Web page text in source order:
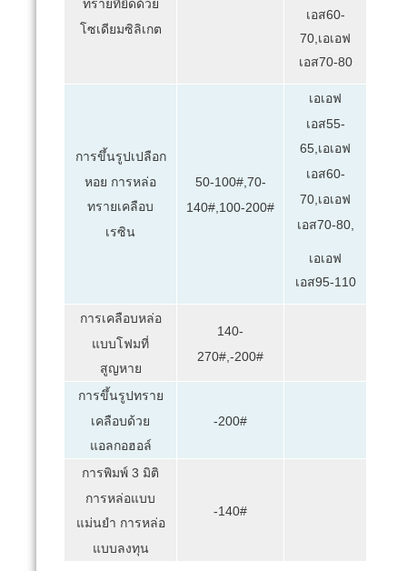
ทรายที่ยึดด้วย
โซเดียมซิลิเกต
เอส60-
70,เอเอฟ
เอส70-80
การขึ้นรูปเปลือก
หอย การหล่อ
ทรายเคลือบ
เรซิน
50-100#,70-
140#,100-200#
เอเอฟ
เอส55-
65,เอเอฟ
เอส60-
70,เอเอฟ
เอส70-80,
เอเอฟ
เอส95-110
การเคลือบหล่อ
แบบโฟมที่
สูญหาย
140-
270#,-200#
การขึ้นรูปทราย
เคลือบด้วย
แอลกอฮอล์
-200#
การพิมพ์ 3 มิติ
การหล่อแบบ
แม่นยำ การหล่อ
แบบลงทุน
-140#